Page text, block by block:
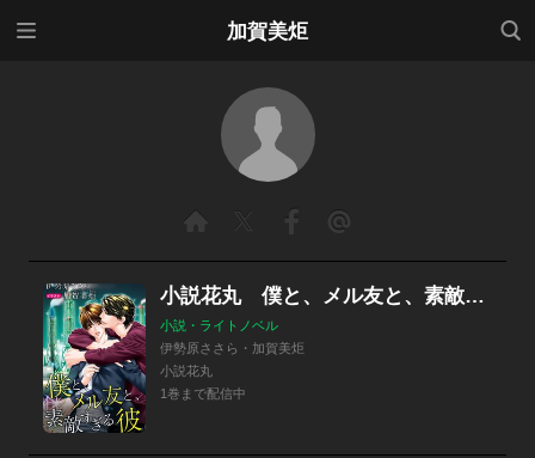
加賀美炬
検索
小説花丸 僕と、メル友と、素敵すぎる彼
小説・ライトノベル
伊勢原ささら・加賀美炬
小説花丸
1巻まで配信中